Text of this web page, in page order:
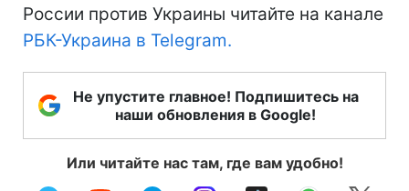
России против Украины читайте на канале
РБК-Украина в Telegram.
Не упустите главное! Подпишитесь на
наши обновления в Google!
Или читайте нас там, где вам удобно!